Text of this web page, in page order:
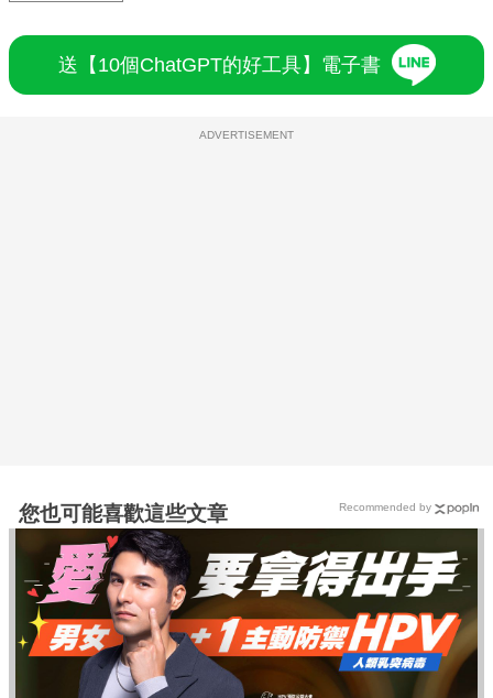
送【10個ChatGPT的好工具】電子書
ADVERTISEMENT
您也可能喜歡這些文章 Recommended by